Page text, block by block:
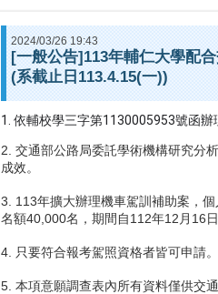
2024/03/26 19:43
[一般公告]113年輔仁大學配
(系截止日113.4.15(一))
1. 依輔校學三字第1130005953號函辦
2. 交通部公路局委託學術機構研究分
成效。
3. 113年擴大辦理機車駕訓補助案，
名額40,000名，期間自112年12月16
4. 只要符合報考駕照資格者皆可申請。
5. 本項意願調查表內所有資料僅供交